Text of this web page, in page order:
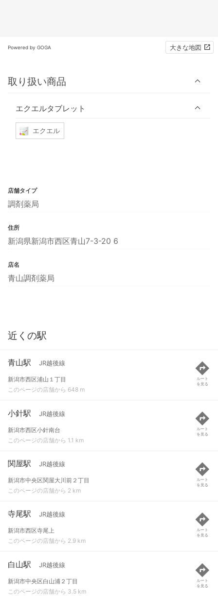
Powered by GOGA 大きな地図
取り扱い商品
エクエルタブレット
エクエル
店舗タイプ
調剤薬局
住所
新潟県新潟市西区青山7-3-20 6
店名
青山調剤薬局
近くの駅
青山駅 JR越後線
新潟市西区浦山１丁目
このページの店舗から 648 m
ルート
を見る
小針駅 JR越後線
新潟市西区小針南台
このページの店舗から 1.1 km
ルート
を見る
関屋駅 JR越後線
新潟市中央区関屋大川前２丁目
このページの店舗から 2 km
ルート
を見る
寺尾駅 JR越後線
新潟市西区寺尾上
このページの店舗から 2.9 km
ルート
を見る
白山駅 JR越後線
新潟市中央区白山浦２丁目
このページの店舗から 3.5 km
ルート
を見る